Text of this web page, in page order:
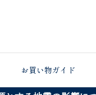
お買い物ガイド